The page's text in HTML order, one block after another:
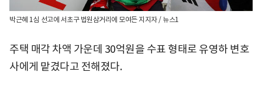
박근혜 1심 선고에 서초구 법원삼거리에 모여든 지지자 / 뉴스1
주택 매각 차액 가운데 30억원을 수표 형태로 유영하 변호
사에게 맡겼다고 전해졌다.